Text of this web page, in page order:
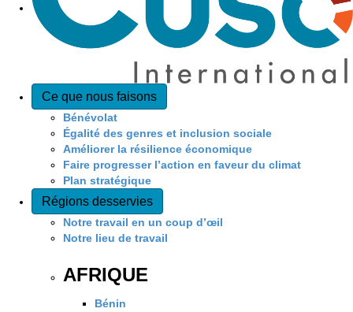
Ce que nous faisons
Bénévolat
Égalité des genres et inclusion sociale
Améliorer la résilience économique
Faire progresser l’action en faveur du climat
Plan stratégique
Régions desservies
Notre travail en un coup d’œil
Notre lieu de travail
AFRIQUE
Bénin